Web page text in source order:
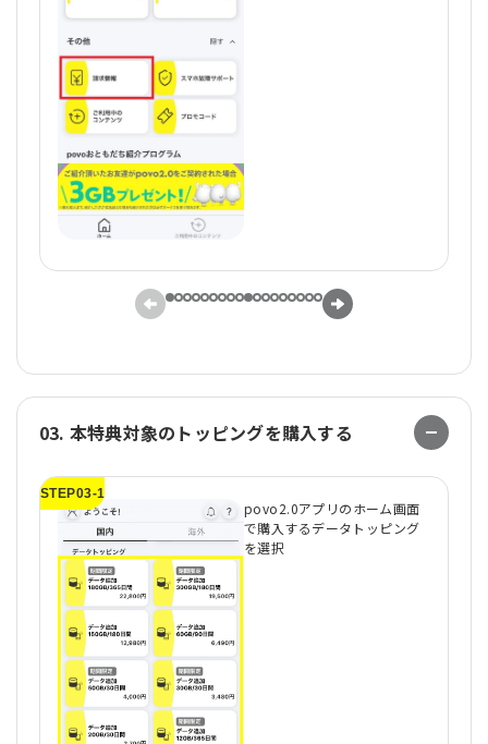
03. 本特典対象のトッピングを購入する
STEP03-1
povo2.0アプリのホーム画面
で購入するデータトッピング
を選択